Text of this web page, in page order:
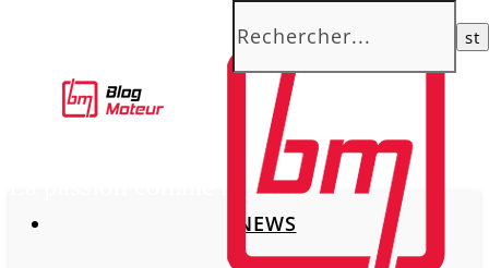
La passion comme moteur
NEWS